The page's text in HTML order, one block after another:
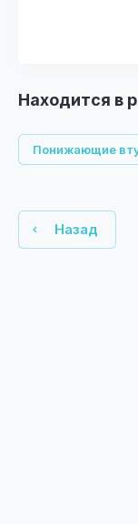
Находится в
Понижающие
Назад